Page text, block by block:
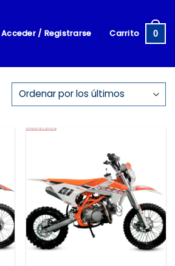
Acceder / Registrarse Carrito 0